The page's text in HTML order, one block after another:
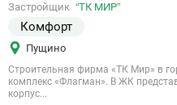
объект
Застройщик “ТК МИР”
Комфорт
Пущино
Строительная фирма «ТК Мир» в
комплекс «Флагман». В ЖК
корпус...